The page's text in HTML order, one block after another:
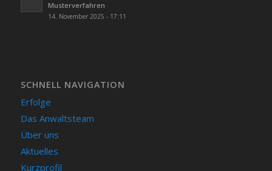
Musterverfahren
14. November 2025 - 17:11
SCHNELL NAVIGATION
Erfolge
Das Anwaltsteam
Über uns
Aktuelles
Kurzprofil